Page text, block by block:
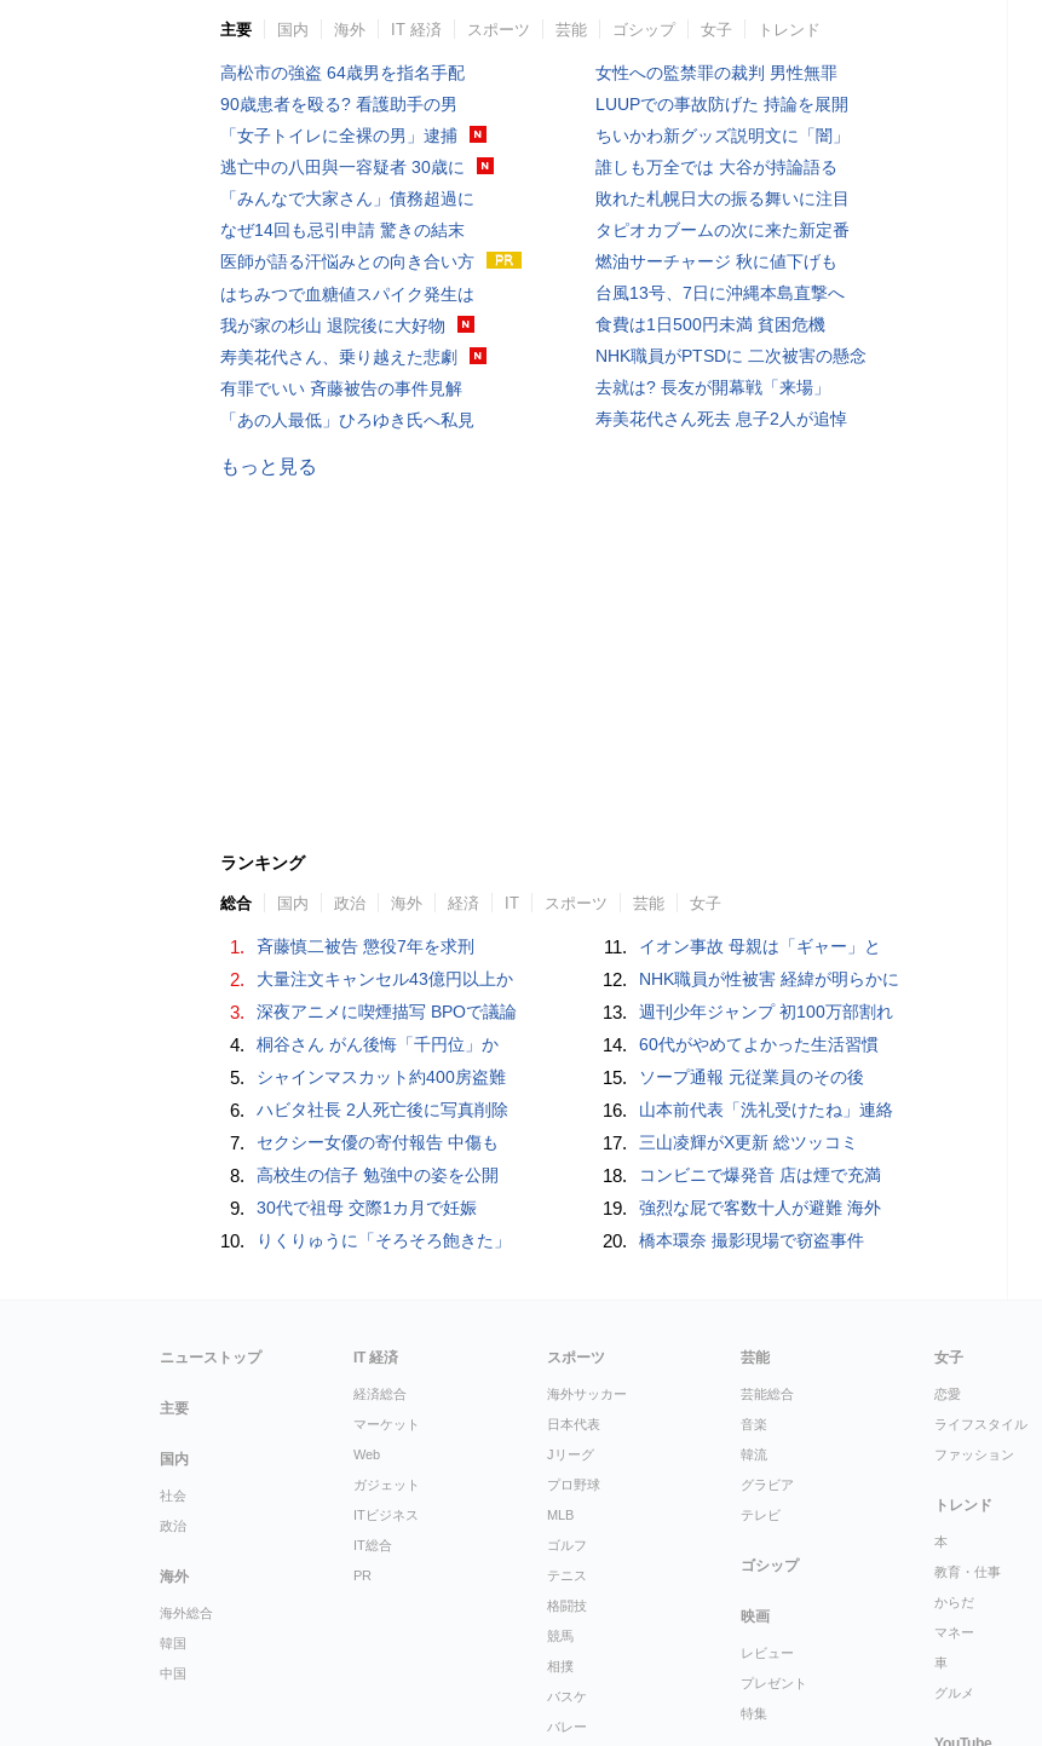
主要 国内 海外 IT 経済 スポーツ 芸能 ゴシップ 女子 トレンド
高松市の強盗 64歳男を指名手配
90歳患者を殴る? 看護助手の男
「女子トイレに全裸の男」逮捕
逃亡中の八田與一容疑者 30歳に
「みんなで大家さん」債務超過に
なぜ14回も忌引申請 驚きの結末
医師が語る汗悩みとの向き合い方
はちみつで血糖値スパイク発生は
我が家の杉山 退院後に大好物
寿美花代さん、乗り越えた悲劇
有罪でいい 斉藤被告の事件見解
「あの人最低」ひろゆき氏へ私見
女性への監禁罪の裁判 男性無罪
LUUPでの事故防げた 持論を展開
ちいかわ新グッズ説明文に「闇」
誰しも万全では 大谷が持論語る
敗れた札幌日大の振る舞いに注目
タピオカブームの次に来た新定番
燃油サーチャージ 秋に値下げも
台風13号、7日に沖縄本島直撃へ
食費は1日500円未満 貧困危機
NHK職員がPTSDに 二次被害の懸念
去就は? 長友が開幕戦「来場」
寿美花代さん死去 息子2人が追悼
もっと見る
ランキング
総合 国内 政治 海外 経済 IT スポーツ 芸能 女子
1. 斉藤慎二被告 懲役7年を求刑
2. 大量注文キャンセル43億円以上か
3. 深夜アニメに喫煙描写 BPOで議論
4. 桐谷さん がん後悔「千円位」か
5. シャインマスカット約400房盗難
6. ハビタ社長 2人死亡後に写真削除
7. セクシー女優の寄付報告 中傷も
8. 高校生の信子 勉強中の姿を公開
9. 30代で祖母 交際1カ月で妊娠
10. りくりゅうに「そろそろ飽きた」
11. イオン事故 母親は「ギャー」と
12. NHK職員が性被害 経緯が明らかに
13. 週刊少年ジャンプ 初100万部割れ
14. 60代がやめてよかった生活習慣
15. ソープ通報 元従業員のその後
16. 山本前代表「洗礼受けたね」連絡
17. 三山凌輝がX更新 総ツッコミ
18. コンビニで爆発音 店は煙で充満
19. 強烈な屁で客数十人が避難 海外
20. 橋本環奈 撮影現場で窃盗事件
ニューストップ
主要
国内
社会
政治
海外
海外総合
韓国
中国
IT 経済
経済総合
マーケット
Web
ガジェット
ITビジネス
IT総合
PR
スポーツ
海外サッカー
日本代表
Jリーグ
プロ野球
MLB
ゴルフ
テニス
格闘技
競馬
相撲
バスケ
バレー
芸能
芸能総合
音楽
韓流
グラビア
テレビ
ゴシップ
映画
レビュー
プレゼント
特集
女子
恋愛
ライフスタイル
ファッション
トレンド
本
教育・仕事
からだ
マネー
車
グルメ